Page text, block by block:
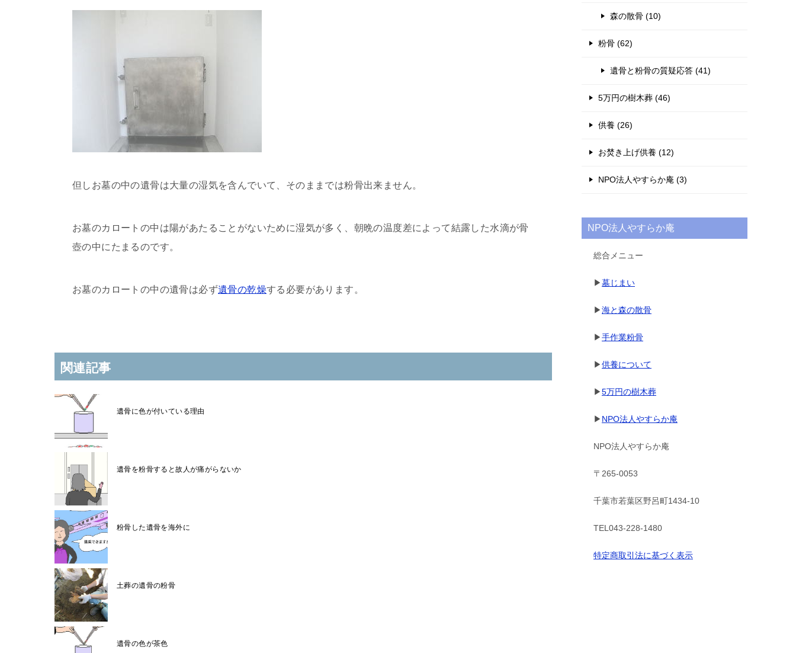
但しお墓の中の遺骨は大量の湿気を含んでいて、そのままでは粉骨出来ません。
お墓のカロートの中は陽があたることがないために湿気が多く、朝晩の温度差によって結露した水滴が骨
壺の中にたまるのです。
お墓のカロートの中の遺骨は必ず遺骨の乾燥する必要があります。
関連記事
遺骨に色が付いている理由
遺骨を粉骨すると故人が痛がらないか
粉骨した遺骨を海外に
土葬の遺骨の粉骨
遺骨の色が茶色
森の散骨 (10)
粉骨 (62)
遺骨と粉骨の質疑応答 (41)
5万円の樹木葬 (46)
供養 (26)
お焚き上げ供養 (12)
NPO法人やすらか庵 (3)
NPO法人やすらか庵
総合メニュー
▶墓じまい
▶海と森の散骨
▶手作業粉骨
▶供養について
▶5万円の樹木葬
▶ NPO法人やすらか庵
NPO法人やすらか庵
〒265-0053
千葉市若葉区野呂町1434-10
TEL043-228-1480
特定商取引法に基づく表示